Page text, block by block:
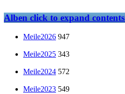
Albenclick to expand contents
Meile2026 947
Meile2025 343
Meile2024 572
Meile2023 549